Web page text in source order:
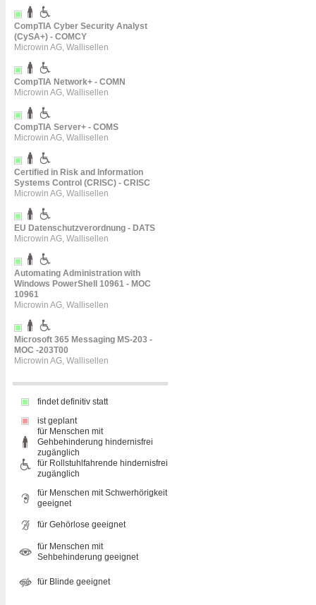
CompTIA Cyber Security Analyst
(CySA+) - COMCY
Microwin AG, Wallisellen
CompTIA Network+ - COMN
Microwin AG, Wallisellen
CompTIA Server+ - COMS
Microwin AG, Wallisellen
Certified in Risk and Information
Systems Control (CRISC) - CRISC
Microwin AG, Wallisellen
EU Datenschutzverordnung - DATS
Microwin AG, Wallisellen
Automating Administration with
Windows PowerShell 10961 - MOC
10961
Microwin AG, Wallisellen
Microsoft 365 Messaging MS-203 -
MOC -203T00
Microwin AG, Wallisellen
findet definitiv statt
ist geplant
für Menschen mit
Gehbehinderung hindernisfrei
zugänglich
für Rollstuhlfahrende hindernisfrei
zugänglich
für Menschen mit Schwerhörigkeit
geeignet
für Gehörlose geeignet
für Menschen mit
Sehbehinderung geeignet
für Blinde geeignet